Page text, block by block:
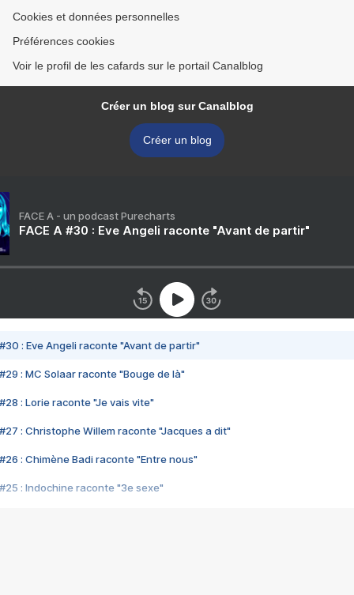
Cookies et données personnelles
Préférences cookies
Voir le profil de les cafards sur le portail Canalblog
Créer un blog sur Canalblog
Créer un blog
FACE A - un podcast Purecharts
FACE A #30 : Eve Angeli raconte "Avant de partir"
#30 : Eve Angeli raconte "Avant de partir"
#29 : MC Solaar raconte "Bouge de là"
#28 : Lorie raconte "Je vais vite"
#27 : Christophe Willem raconte "Jacques a dit"
#26 : Chimène Badi raconte "Entre nous"
#25 : Indochine raconte "3e sexe"